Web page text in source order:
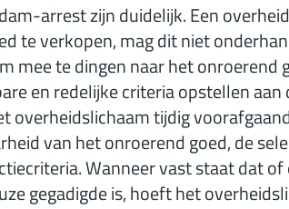
arrest zijn duidelijk. Een
te verkopen, mag dit niet
mee te dingen naar het onroerend
en redelijke criteria opstellen
overheidslichaam tijdig
van het onroerend goed, de
Wanneer vast staat dat
gegadigde is, hoeft het